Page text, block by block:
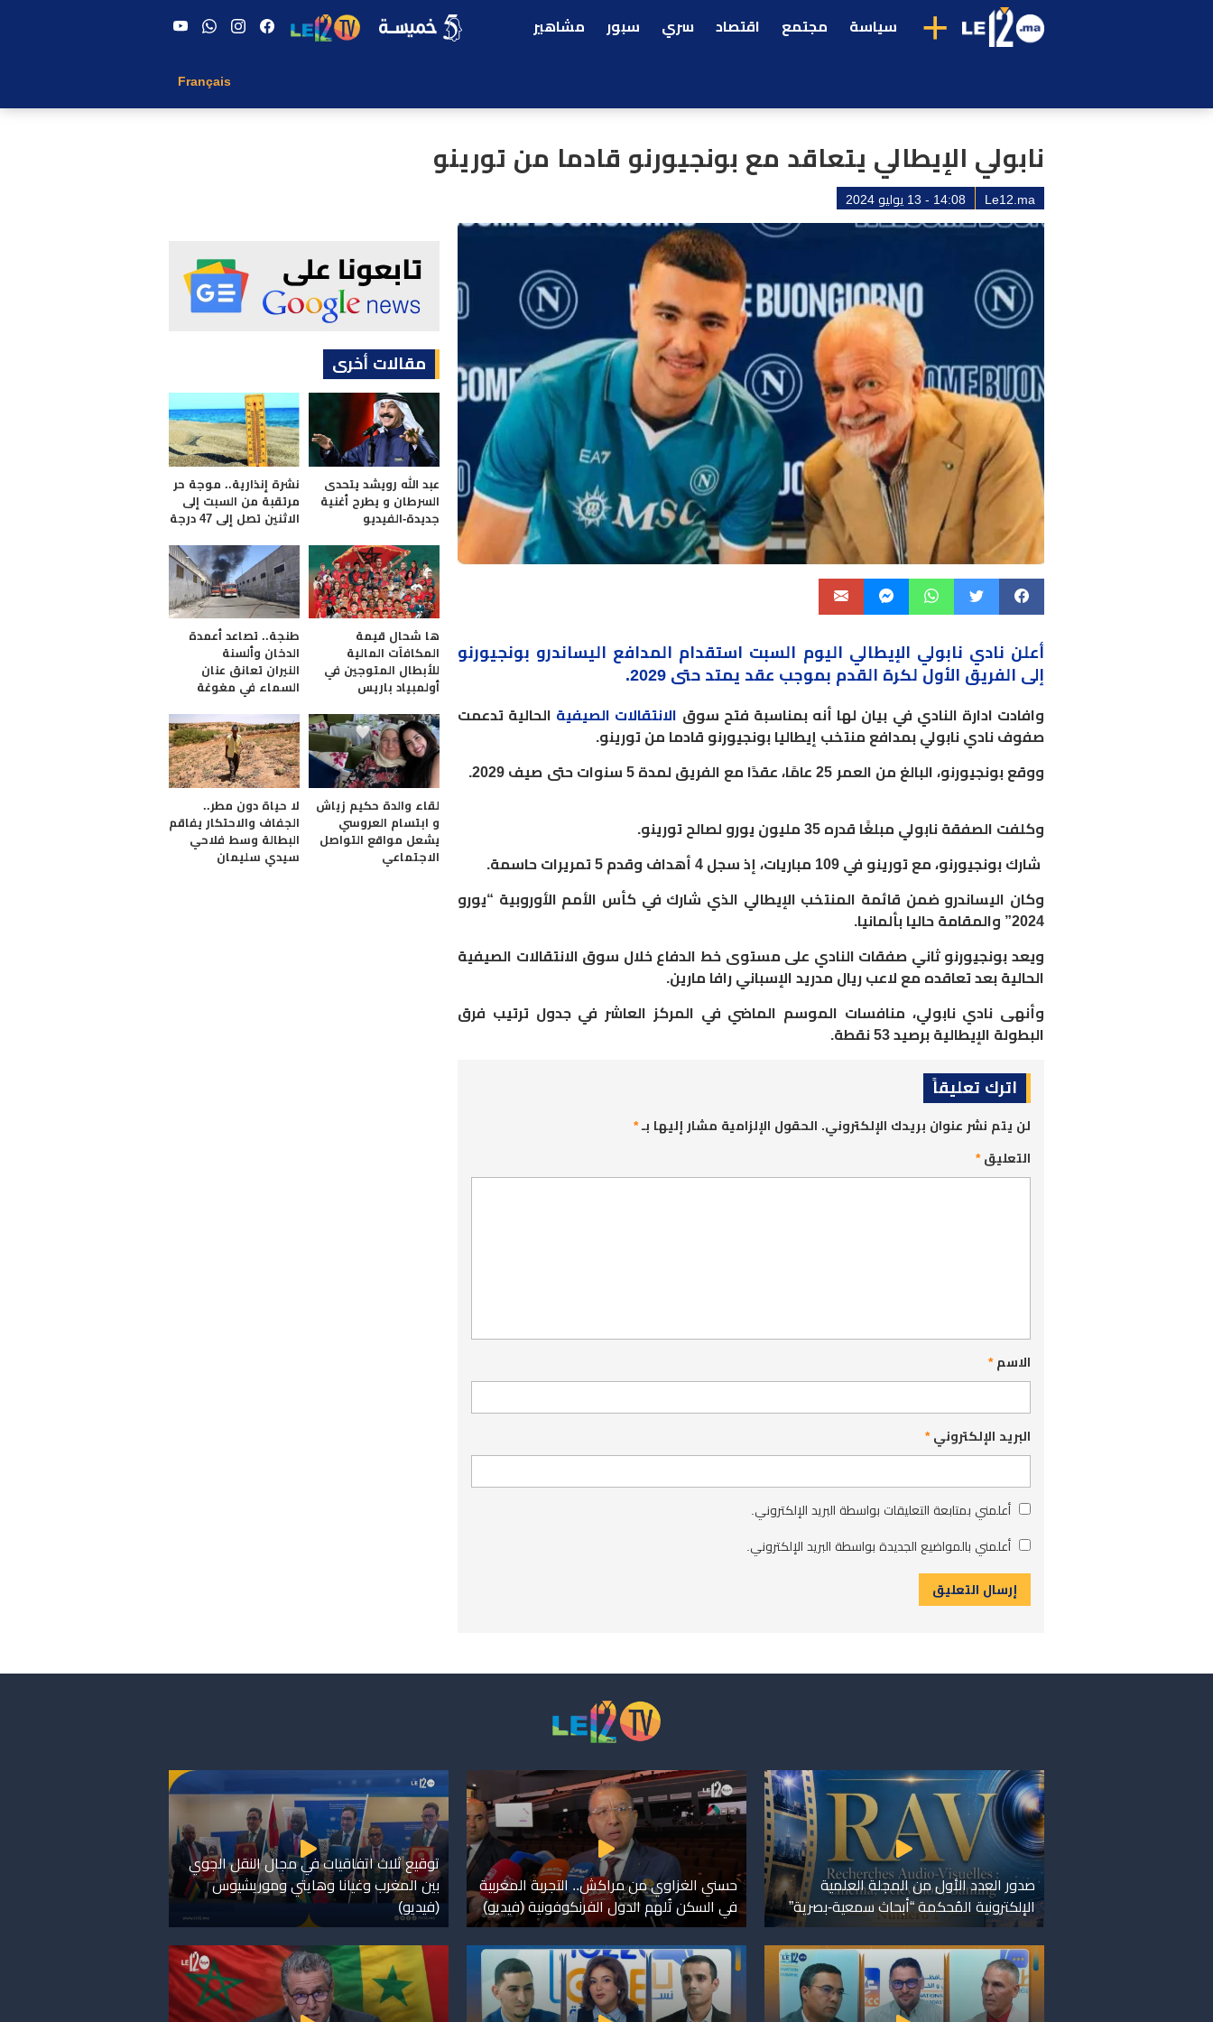
+ سياسة مجتمع اقتصاد سري سبور مشاهير
Français
نابولي الإيطالي يتعاقد مع بونجيورنو قادما من تورينو
Le12.ma 14:08 - 13 يوليو 2024
أعلن نادي نابولي الإيطالي اليوم السبت استقدام المدافع اليساندرو بونجيورنو
إلى الفريق الأول لكرة القدم بموجب عقد يمتد حتى 2029
.
وافادت ادارة النادي في بيان لها أنه بمناسبة فتح سوق الانتقالات الصيفية الحالية تدعمت
صفوف نادي نابولي بمدافع منتخب إيطاليا بونجيورنو قادما من تورينو.
ووقع بونجيورنو، البالغ من العمر 25 عامًا، عقدًا مع الفريق لمدة 5 سنوات حتى صيف 2029 .
وكلفت الصفقة نابولي مبلغًا قدره 35 مليون يورو لصالح تورينو .
شارك بونجيورنو، مع تورينو في 109 مباريات، إذ سجل 4 أهداف وقدم 5 تمريرات حاسمة .
وكان اليساندرو ضمن قائمة المنتخب الإيطالي الذي شارك في كأس الأمم الأوروبية “يورو
2024” والمقامة حاليا بألمانيا
.
ويعد بونجيورنو ثاني صفقات النادي على مستوى خط الدفاع خلال سوق الانتقالات الصيفية
الحالية بعد تعاقده مع لاعب ريال مدريد الإسباني رافا مارين.
وأنهى نادي نابولي، منافسات الموسم الماضي في المركز العاشر في جدول ترتيب فرق
البطولة الإيطالية برصيد 53 نقطة.
اترك تعليقاً
لن يتم نشر عنوان بريدك الإلكتروني. الحقول الإلزامية مشار إليها بـ*
التعليق*
الاسم*
البريد الإلكتروني*
أعلمني بمتابعة التعليقات بواسطة البريد الإلكتروني.
أعلمني بالمواضيع الجديدة بواسطة البريد الإلكتروني.
مقالات أخرى
عبد الله رويشد يتحدى
السرطان و يطرح أغنية
جديدة-الفيديو
نشرة إنذارية.. موجة حر
مرتقبة من السبت إلى
الاثنين تصل إلى 47 درجة
ها شحال قيمة
المكافآت المالية
للأبطال المتوجين في
أولمبياد باريس
طنجة.. تصاعد أعمدة
الدخان وألسنة
النيران تعانق عنان
السماء في مغوغة
لقاء والدة حكيم زياش
و ابتسام العروسي
يشعل مواقع التواصل
الاجتماعي
لا حياة دون مطر..
الجفاف والاحتكار يفاقم
البطالة وسط فلاحي
سيدي سليمان
صدور العدد الأول من المجلة العلمية
الإلكترونية المُحكمة “أبحاث سمعية-بصرية”
حسني الغزاوي من مراكش.. التجربة المغربية
في السكن تُلهم الدول الفرنكوفونية (فيديو)
توقيع ثلاث اتفاقيات في مجال النقل الجوي
بين المغرب وغيانا وهايتي وموريشيوس
(فيديو)